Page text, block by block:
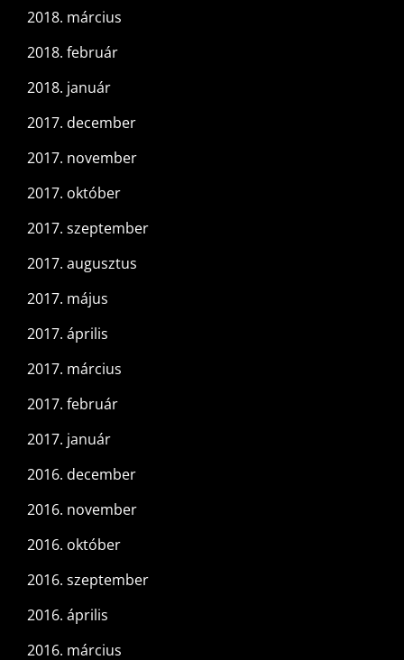
2018. március
2018. február
2018. január
2017. december
2017. november
2017. október
2017. szeptember
2017. augusztus
2017. május
2017. április
2017. március
2017. február
2017. január
2016. december
2016. november
2016. október
2016. szeptember
2016. április
2016. március